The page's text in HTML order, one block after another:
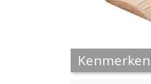
Kenmerken